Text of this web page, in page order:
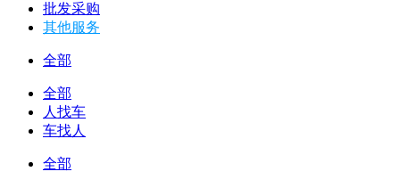
批发采购
其他服务
全部
全部
人找车
车找人
全部